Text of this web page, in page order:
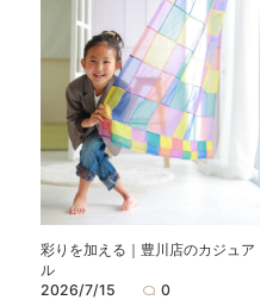
彩りを加える｜豊川店のカジュア
ル
2026/7/15
0